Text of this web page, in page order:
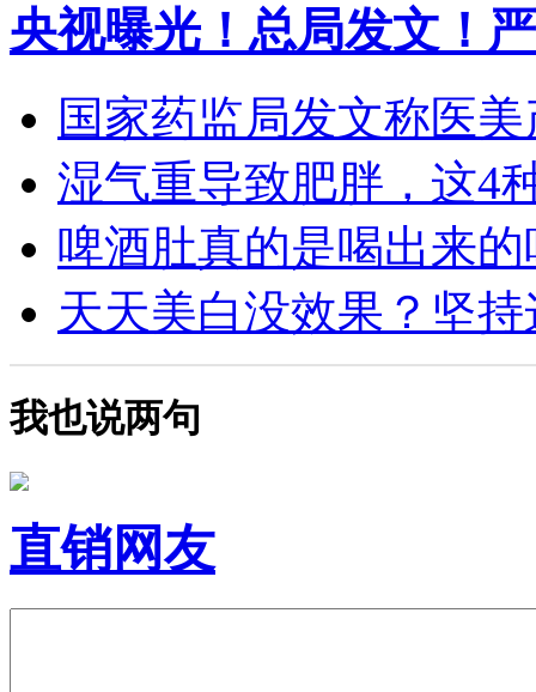
央视曝光！总局发文！
国家药监局发文称医
湿气重导致肥胖，这4
啤酒肚真的是喝出来的
天天美白没效果？坚持
我也说两句
直销网友